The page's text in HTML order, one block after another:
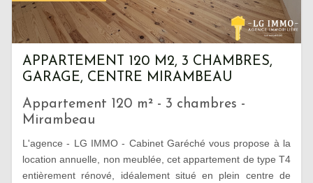
APPARTEMENT 120 M2, 3 CHAMBRES,
GARAGE, CENTRE MIRAMBEAU
Appartement 120 m² - 3 chambres -
Mirambeau
L'agence - LG IMMO - Cabinet Garéché vous propose à la
location annuelle, non meublée, cet appartement de type T4
entièrement rénové, idéalement situé en plein centre de